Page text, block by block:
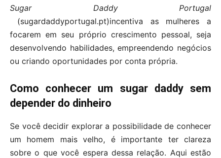
Sugar Daddy Portugal
(sugardaddyportugal.pt)incentiva as mulheres a
focarem em seu próprio crescimento pessoal, seja
desenvolvendo habilidades, empreendendo negócios
ou criando oportunidades por conta própria.
Como conhecer um sugar daddy sem
depender do dinheiro
Se você decidir explorar a possibilidade de conhecer
um homem mais velho, é importante ter clareza
sobre o que você espera dessa relação. Aqui estão